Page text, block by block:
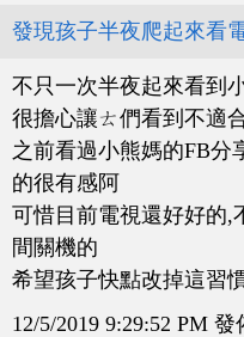
發現孩子半夜爬起來看
不只一次半夜起來看到
很擔心讓ㄊ們看到不適
之前看過小熊媽的FB分
的很有感阿
可惜目前電視還好好的,
間關機的
希望孩子快點改掉這習
12/5/2019 9:29:52 PM 發